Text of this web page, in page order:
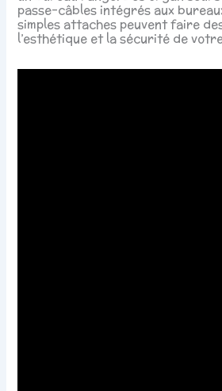
passe-câbles intégrés aux
simples attaches peuvent faire
l’esthétique et la sécurité de